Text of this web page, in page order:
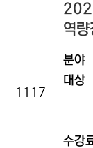
1117
역
분야
대상
수강